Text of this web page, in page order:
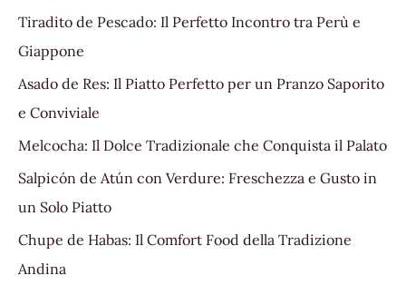
Tiradito de Pescado: Il Perfetto Incontro tra Perù e
Giappone
Asado de Res: Il Piatto Perfetto per un Pranzo Saporito
e Conviviale
Melcocha: Il Dolce Tradizionale che Conquista il Palato
Salpicón de Atún con Verdure: Freschezza e Gusto in
un Solo Piatto
Chupe de Habas: Il Comfort Food della Tradizione
Andina